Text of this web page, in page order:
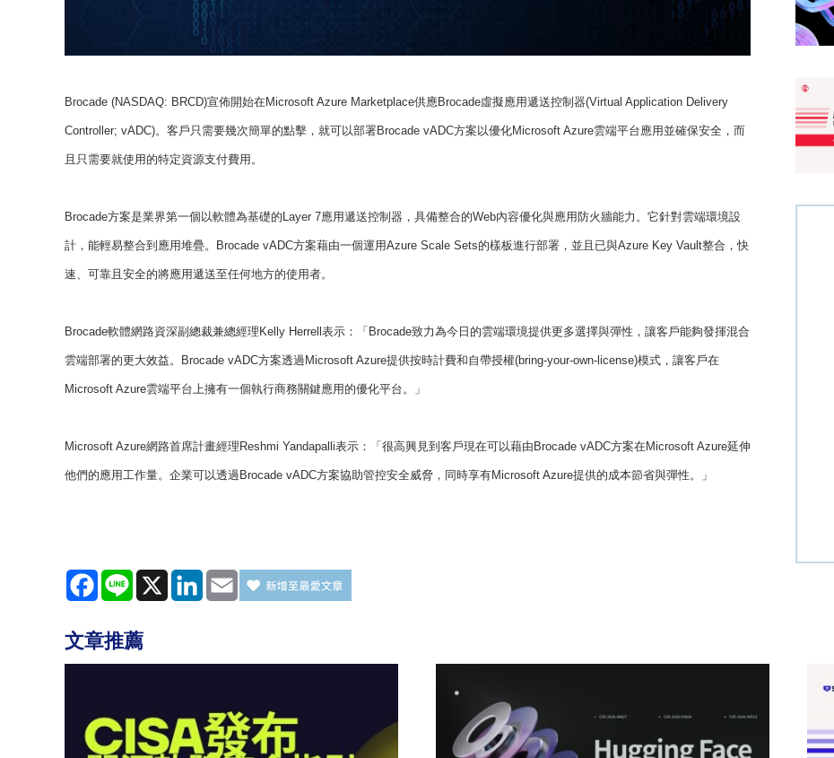
Brocade (NASDAQ: BRCD)宣佈開始在Microsoft Azure Marketplace供應Brocade虛擬應用遞送控制器(Virtual Application Delivery
Controller; vADC)。客戶只需要幾次簡單的點擊，就可以部署Brocade vADC方案以優化Microsoft Azure雲端平台應用並確保安全，而
且只需要就使用的特定資源支付費用。
Brocade方案是業界第一個以軟體為基礎的Layer 7應用遞送控制器，具備整合的Web內容優化與應用防火牆能力。它針對雲端環境設
計，能輕易整合到應用堆疊。Brocade vADC方案藉由一個運用Azure Scale Sets的樣板進行部署，並且已與Azure Key Vault整合，快
速、可靠且安全的將應用遞送至任何地方的使用者。
Brocade軟體網路資深副總裁兼總經理Kelly Herrell表示：「Brocade致力為今日的雲端環境提供更多選擇與彈性，讓客戶能夠發揮混合
雲端部署的更大效益。Brocade vADC方案透過Microsoft Azure提供按時計費和自帶授權(bring-your-own-license)模式，讓客戶在
Microsoft Azure雲端平台上擁有一個執行商務關鍵應用的優化平台。」
Microsoft Azure網路首席計畫經理Reshmi Yandapalli表示：「很高興見到客戶現在可以藉由Brocade vADC方案在Microsoft Azure延伸
他們的應用工作量。企業可以透過Brocade vADC方案協助管控安全威脅，同時享有Microsoft Azure提供的成本節省與彈性。」
Facebook
Line X LinkedInEmail
文章推薦